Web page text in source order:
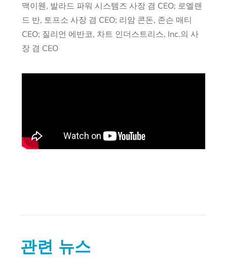
맥이웬, 발라드 파워 시스템즈 사장 겸 CEO; 로엘랜
드 반, 토프소 사장 겸 CEO; 리암 콘돈, 존슨 매티
CEO; 질리언 에반코, 차트 인더스트리스, Inc.의 사
장 겸 CEO
관련 뉴스